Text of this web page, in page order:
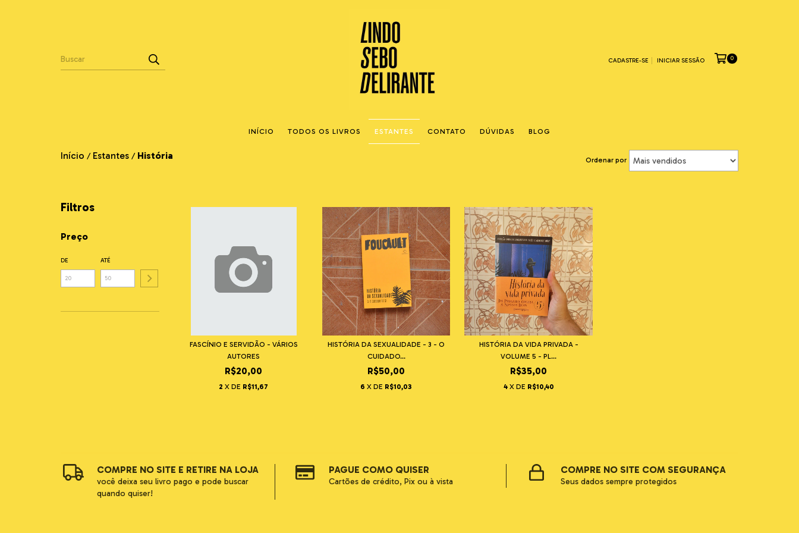
CADASTRE-SE INICIAR SESSÃO 0
INÍCIO TODOS OS LIVROS ESTANTES CONTATO DÚVIDAS BLOG
Início / Estantes / História Ordenar por
Filtros
Preço
DE ATÉ
FASCÍNIO E SERVIDÃO - VÁRIOS
AUTORES
R$20,00
2 X DE R$11,67
HISTÓRIA DA SEXUALIDADE - 3 - O
CUIDADO...
R$50,00
6 X DE R$10,03
HISTÓRIA DA VIDA PRIVADA -
VOLUME 5 - PL...
R$35,00
4 X DE R$10,40
COMPRE NO SITE E RETIRE NA LOJA
você deixa seu livro pago e pode buscar
quando quiser!
PAGUE COMO QUISER
Cartões de crédito, Pix ou à vista
COMPRE NO SITE COM SEGURANÇA
Seus dados sempre protegidos